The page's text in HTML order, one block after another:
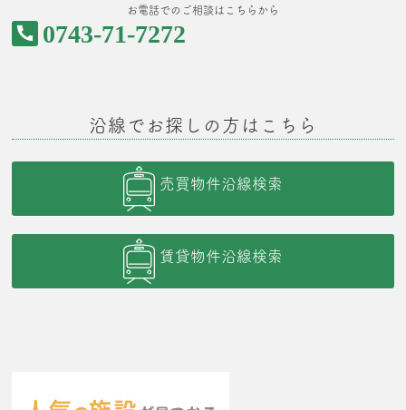
お電話でのご相談はこちらから
0743-71-7272
沿線でお探しの方はこちら
売買物件沿線検索
賃貸物件沿線検索